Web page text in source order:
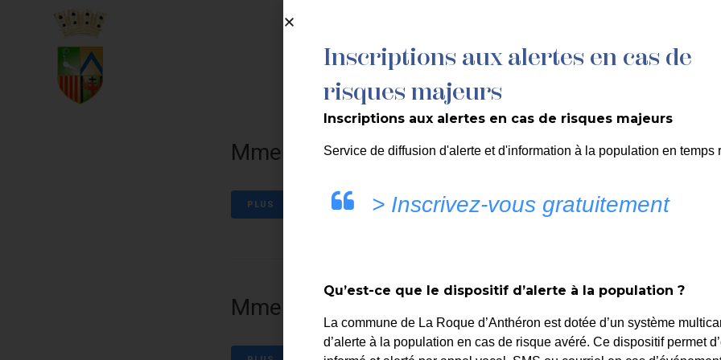
MON QUOTIDIEN DÉCOUVRIR LA ROQUE
Mme Levy Marie
PLUS
Mme Blanc du Collet Alexia
Inscriptions aux alertes en cas de
risques majeurs
Inscriptions aux alertes en cas de risques majeurs
Service de diffusion d'alerte et d'information à la population en temps
> Inscrivez-vous gratuitement
Qu’est-ce que le dispositif d’alerte à la population ?
La commune de La Roque d’Anthéron est dotée d’un système
d’alerte à la population en cas de risque avéré. Ce dispositif permet